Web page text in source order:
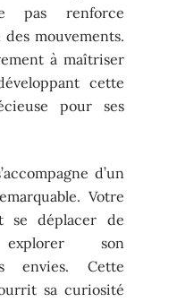
pas renforce
mouvements.
à maîtriser
cette
pour ses
d’un
Votre
se déplacer de
son
envies. Cette
sa curiosité